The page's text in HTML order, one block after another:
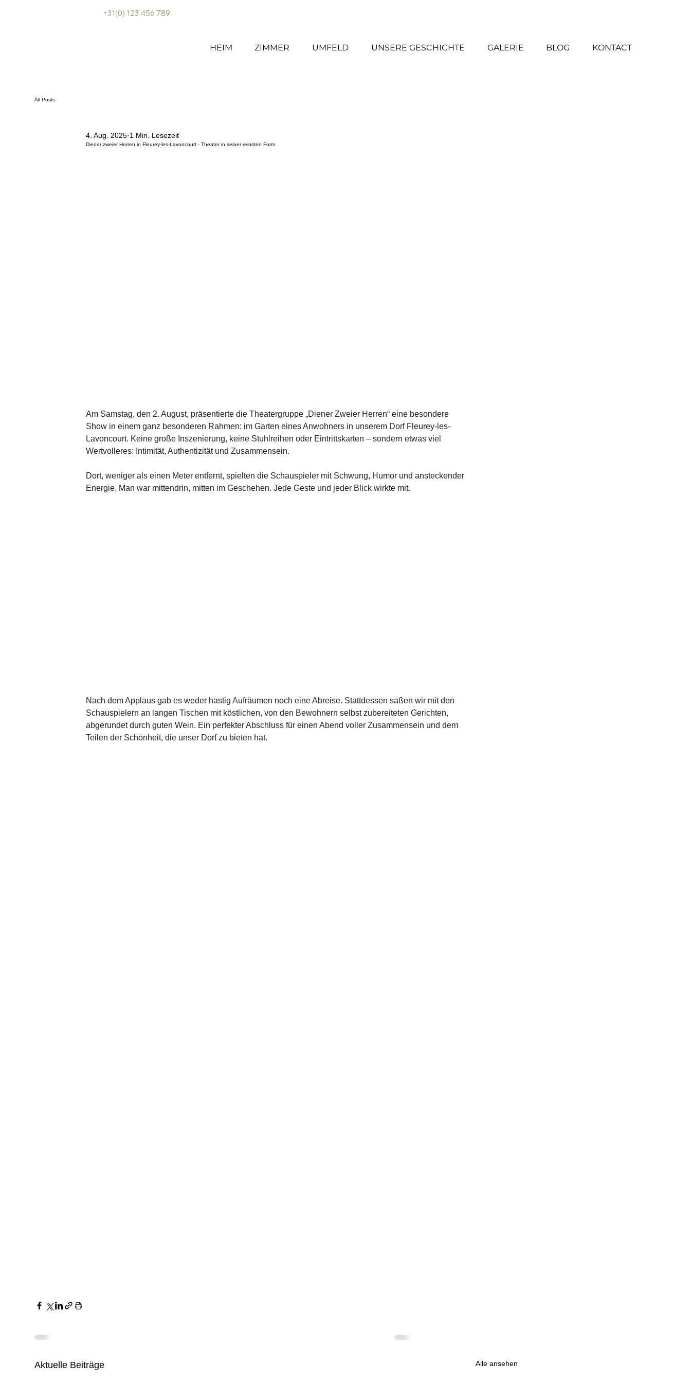
+31(0) 123 456 789
HEIM ZIMMER UMFELD UNSERE GESCHICHTE GALERIE BLOG KONTACT
All Posts
Diener zweier Herren in Fleurey-les-Lavoncourt - Theater in seiner reinsten Form
4. Aug. 2025 1 Min. Lesezeit
Am Samstag, den 2. August, präsentierte die Theatergruppe „Diener Zweier Herren“ eine besondere
Show in einem ganz besonderen Rahmen: im Garten eines Anwohners in unserem Dorf Fleurey-les-
Lavoncourt. Keine große Inszenierung, keine Stuhlreihen oder Eintrittskarten – sondern etwas viel
Wertvolleres: Intimität, Authentizität und Zusammensein.
Dort, weniger als einen Meter entfernt, spielten die Schauspieler mit Schwung, Humor und ansteckender
Energie. Man war mittendrin, mitten im Geschehen. Jede Geste und jeder Blick wirkte mit.
Nach dem Applaus gab es weder hastig Aufräumen noch eine Abreise. Stattdessen saßen wir mit den
Schauspielern an langen Tischen mit köstlichen, von den Bewohnern selbst zubereiteten Gerichten,
abgerundet durch guten Wein. Ein perfekter Abschluss für einen Abend voller Zusammensein und dem
Teilen der Schönheit, die unser Dorf zu bieten hat.
Aktuelle Beiträge Alle ansehen